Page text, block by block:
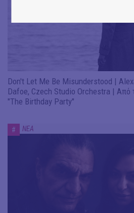
Don't Let Me Be Misunderstood |
Dafoe, Czech Studio Orchestra | Από
"The Birthday Party"
# ΝΕΑ